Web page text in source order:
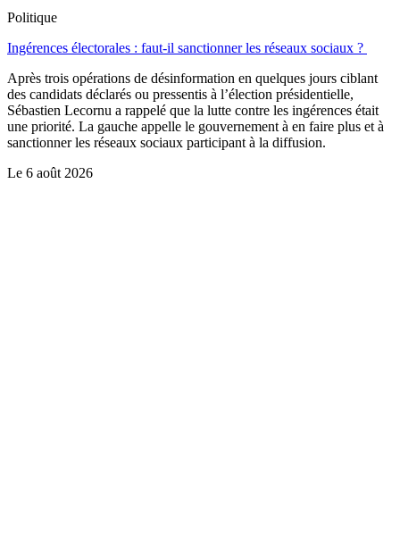
Politique
Ingérences électorales : faut-il sanctionner les réseaux sociaux ?
Après trois opérations de désinformation en quelques jours ciblant
des candidats déclarés ou pressentis à l’élection présidentielle,
Sébastien Lecornu a rappelé que la lutte contre les ingérences était
une priorité. La gauche appelle le gouvernement à en faire plus et à
sanctionner les réseaux sociaux participant à la diffusion.
Le 6 août 2026